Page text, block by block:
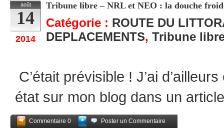
août
14
2014
Tribune libre – NRL et NEO : la douche
Catégorie : ROUTE DU
DEPLACEMENTS, Tribune
C’était prévisible ! J’ai
état sur mon blog dans un
Commentaire 0
Poster un Commentaire